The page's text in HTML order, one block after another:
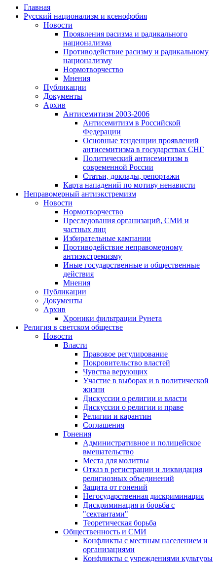
Главная
Русский национализм и ксенофобия
Новости
Проявления расизма и радикального
национализма
Противодействие расизму и радикальному
национализму
Нормотворчество
Мнения
Публикации
Документы
Архив
Антисемитизм 2003-2006
Антисемитизм в Российской
Федерации
Основные тенденции проявлений
антисемитизма в государствах СНГ
Политический антисемитизм в
современной России
Статьи, доклады, репортажи
Карта нападений по мотиву ненависти
Неправомерный антиэкстремизм
Новости
Нормотворчество
Преследования организаций, СМИ и
частных лиц
Избирательные кампании
Противодействие неправомерному
антиэкстремизму
Иные государственные и общественные
действия
Мнения
Публикации
Документы
Архив
Хроники фильтрации Рунета
Религия в светском обществе
Новости
Власти
Правовое регулирование
Покровительство властей
Чувства верующих
Участие в выборах и в политической
жизни
Дискуссии о религии и власти
Дискуссии о религии и праве
Религии и карантин
Соглашения
Гонения
Административное и полицейское
вмешательство
Места для молитвы
Отказ в регистрации и ликвидация
религиозных объединений
Защита от гонений
Негосударственная дискриминация
Дискриминация и борьба с
"сектантами"
Теоретическая борьба
Общественность и СМИ
Конфликты с местным населением и
организациями
Конфликты с учреждениями культуры